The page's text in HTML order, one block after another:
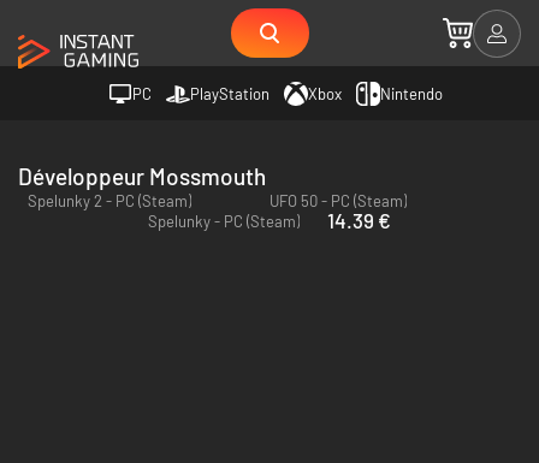
PC PlayStation Xbox Nintendo
Développeur Mossmouth
Spelunky 2 - PC (Steam)
UFO 50 - PC (Steam)
Spelunky - PC (Steam)
14.39 €